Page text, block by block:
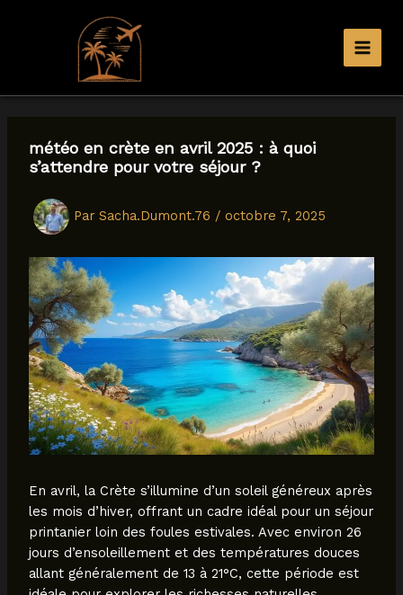
Aller
contenumétéo en crète en avril 2025 : à quoi
s’attendre pour votre séjour ?
Par Sacha.Dumont.76 / octobre 7, 2025
En avril, la Crète s’illumine d’un soleil généreux après
les mois d’hiver, offrant un cadre idéal pour un séjour
printanier loin des foules estivales. Avec environ 26
jours d’ensoleillement et des températures douces
allant généralement de 13 à 21°C, cette période est